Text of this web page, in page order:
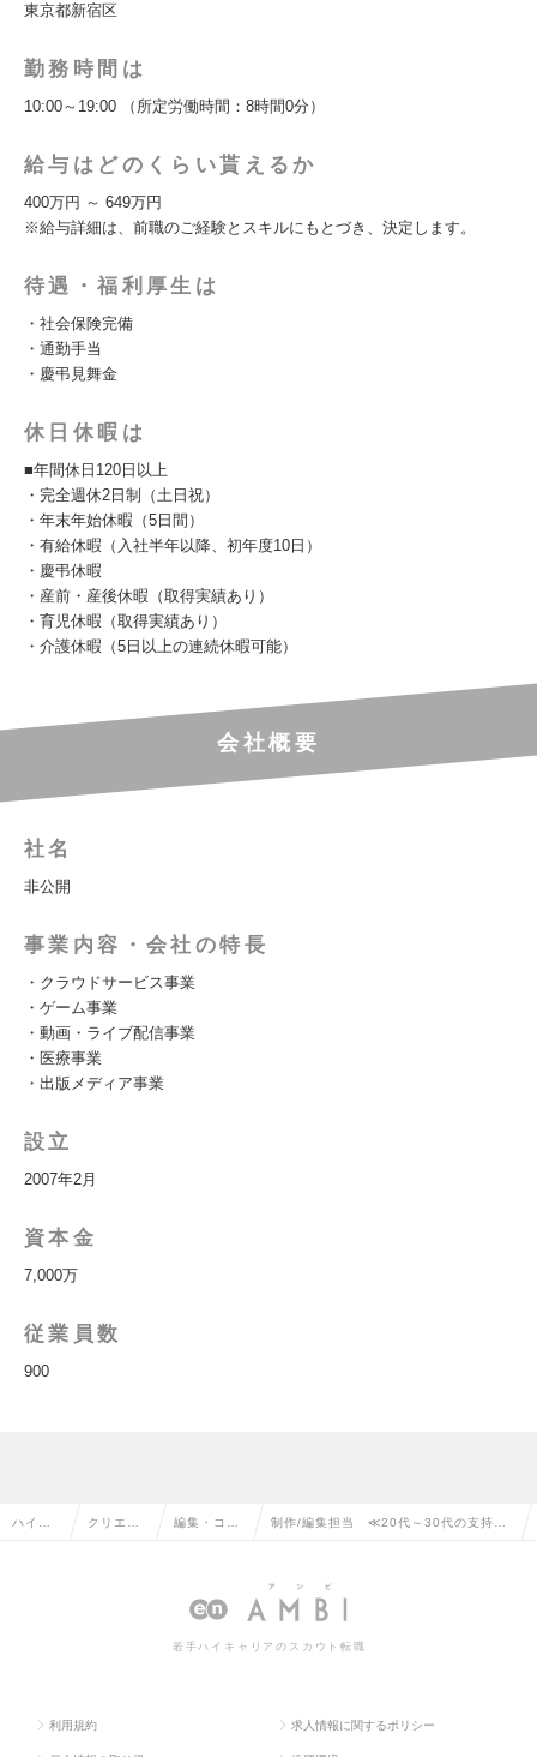
東京都新宿区
勤務時間は
10:00～19:00 （所定労働時間：8時間0分）
給与はどのくらい貰えるか
400万円 ～ 649万円
※給与詳細は、前職のご経験とスキルにもとづき、決定します。
待遇・福利厚生は
・社会保険完備
・通勤手当
・慶弔見舞金
休日休暇は
■年間休日120日以上
・完全週休2日制（土日祝）
・年末年始休暇（5日間）
・有給休暇（入社半年以降、初年度10日）
・慶弔休暇
・産前・産後休暇（取得実績あり）
・育児休暇（取得実績あり）
・介護休暇（5日以上の連続休暇可能）
会社概要
社名
非公開
事業内容・会社の特長
・クラウドサービス事業
・ゲーム事業
・動画・ライブ配信事業
・医療事業
・出版メディア事業
設立
2007年2月
資本金
7,000万
従業員数
900
ハイク クリエイ 編集・コピ
の転職
制作/編集担当 ≪20代～30代の支持を
ィア≫の求人情報
若手ハイキャリアのスカウト転職
利用規約 求人情報に関するポリシー